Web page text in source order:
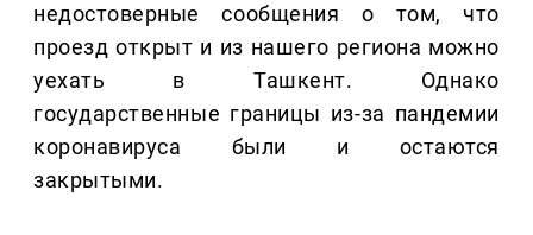
недостоверные сообщения о том, что
проезд открыт и из нашего региона можно
уехать в Ташкент. Однако
государственные границы из-за пандемии
коронавируса были и остаются
закрытыми.